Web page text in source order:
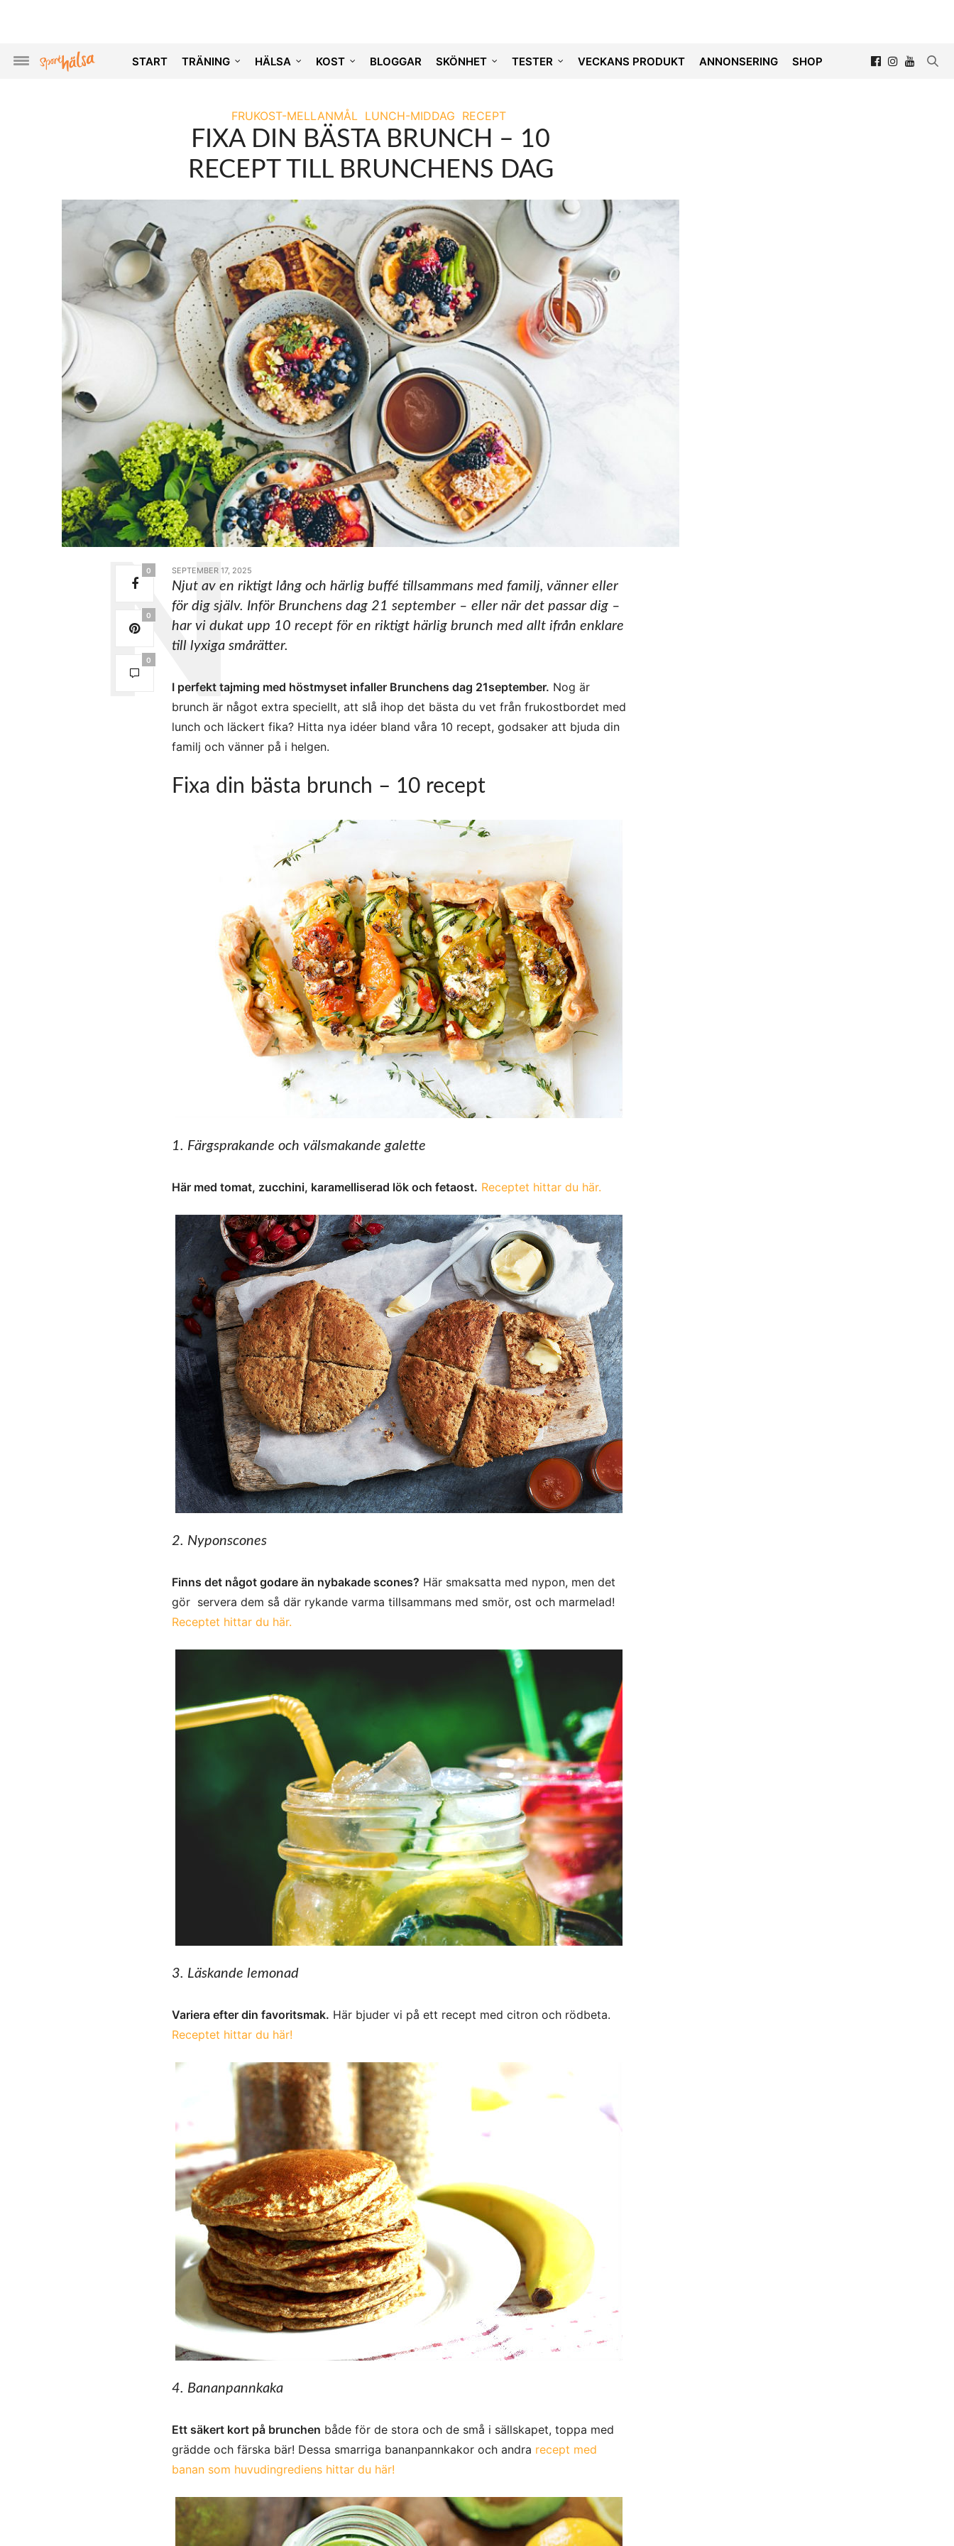
START TRÄNING HÄLSA KOST BLOGGAR SKÖNHET TESTER VECKANS PRODUKT ANNONSERING SHOP
FRUKOST-MELLANMÅL LUNCH-MIDDAG RECEPT
FIXA DIN BÄSTA BRUNCH – 10
RECEPT TILL BRUNCHENS DAG
0
0
0
SEPTEMBER 17, 2025
Njut av en riktigt lång och härlig buffé tillsammans med familj, vänner eller
för dig själv. Inför Brunchens dag 21 september – eller när det passar dig –
har vi dukat upp 10 recept för en riktigt härlig brunch med allt ifrån enklare
till lyxiga smårätter.
I perfekt tajming med höstmyset infaller Brunchens dag 21september. Nog är
brunch är något extra speciellt, att slå ihop det bästa du vet från frukostbordet med
lunch och läckert fika? Hitta nya idéer bland våra 10 recept, godsaker att bjuda din
familj och vänner på i helgen.
Fixa din bästa brunch – 10 recept
1. Färgsprakande och välsmakande galette
Här med tomat, zucchini, karamelliserad lök och fetaost. Receptet hittar du här.
2. Nyponscones
Finns det något godare än nybakade scones? Här smaksatta med nypon, men det
gör servera dem så där rykande varma tillsammans med smör, ost och marmelad!
Receptet hittar du här.
3. Läskande lemonad
Variera efter din favoritsmak. Här bjuder vi på ett recept med citron och rödbeta.
Receptet hittar du här!
4. Bananpannkaka
Ett säkert kort på brunchen både för de stora och de små i sällskapet, toppa med
grädde och färska bär! Dessa smarriga bananpannkakor och andra recept med
banan som huvudingrediens hittar du här!